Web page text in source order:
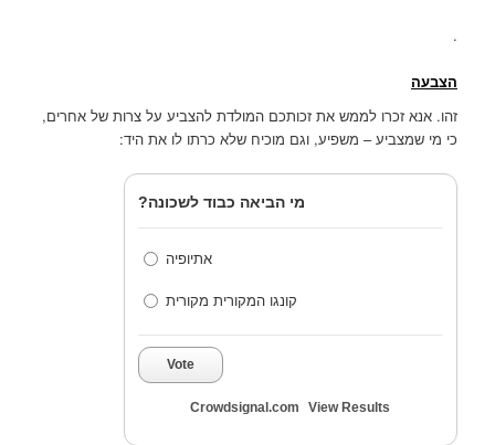
.
הצבעה
זהו. אנא זכרו לממש את זכותכם המולדת להצביע על צרות של אחרים,
כי מי שמצביע – משפיע, וגם מוכיח שלא כרתו לו את היד:
מי הביאה כבוד לשכונה?
אתיופיה
קונגו המקורית מקורית
Vote
View Results
Crowdsignal.com